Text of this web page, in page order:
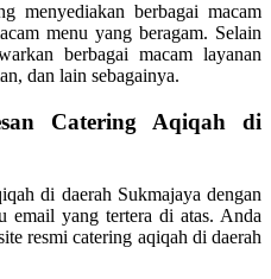
menyediakan berbagai macam
menu yang beragam. Selain
berbagai macam layanan
dan lain sebagainya.
Catering Aqiqah di
di daerah Sukmajaya dengan
email yang tertera di atas. Anda
resmi catering aqiqah di daerah